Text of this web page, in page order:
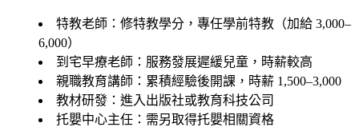
特教老師 ：修特教學分，專任學前特教（加給 3,000–
6,000）
到宅早療老師 ：服務發展遲緩兒童，時薪較高
親職教育講師 ：累積經驗後開課，時薪 1,500–3,000
教材研發 ：進入出版社或教育科技公司
托嬰中心主任 ：需另取得托嬰相關資格